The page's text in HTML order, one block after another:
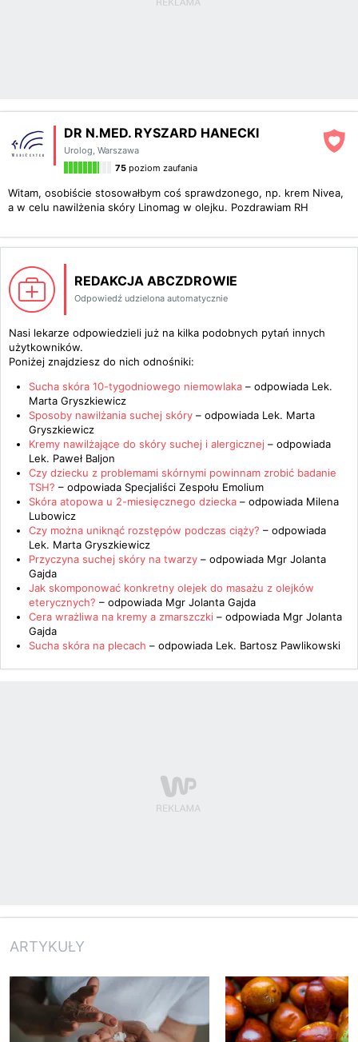
DR N.MED. RYSZARD HANECKI
Urolog, Warszawa
75 poziom zaufania
Witam, osobiście stosowałbym coś sprawdzonego, np. krem Nivea,
a w celu nawilżenia skóry Linomag w olejku. Pozdrawiam RH
REDAKCJA ABCZDROWIE
Odpowiedź udzielona automatycznie
Nasi lekarze odpowiedzieli już na kilka podobnych pytań innych
użytkowników.
Poniżej znajdziesz do nich odnośniki:
Sucha skóra 10-tygodniowego niemowlaka – odpowiada Lek.
Marta Gryszkiewicz
Sposoby nawilżania suchej skóry – odpowiada Lek. Marta
Gryszkiewicz
Kremy nawilżające do skóry suchej i alergicznej – odpowiada
Lek. Paweł Baljon
Czy dziecku z problemami skórnymi powinnam zrobić badanie
TSH? – odpowiada Specjaliści Zespołu Emolium
Skóra atopowa u 2-miesięcznego dziecka – odpowiada Milena
Lubowicz
Czy można uniknąć rozstępów podczas ciąży? – odpowiada
Lek. Marta Gryszkiewicz
Przyczyna suchej skóry na twarzy – odpowiada Mgr Jolanta
Gajda
Jak skomponować konkretny olejek do masażu z olejków
eterycznych? – odpowiada Mgr Jolanta Gajda
Cera wrażliwa na kremy a zmarszczki – odpowiada Mgr Jolanta
Gajda
Sucha skóra na plecach – odpowiada Lek. Bartosz Pawlikowski
ARTYKUŁY